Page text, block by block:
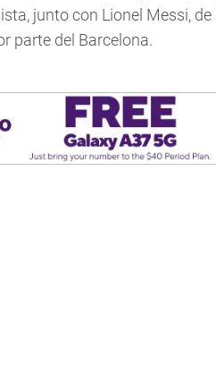
junto con Lionel Messi,
parte del Barcelona.